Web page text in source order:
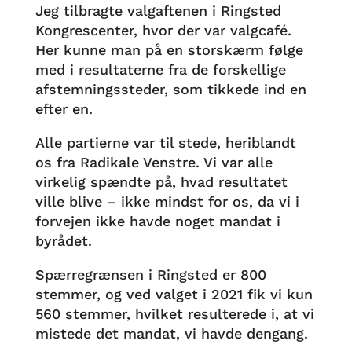
Jeg tilbragte valgaftenen i Ringsted
Kongrescenter, hvor der var valgcafé.
Her kunne man på en storskærm følge
med i resultaterne fra de forskellige
afstemningssteder, som tikkede ind en
efter en.
Alle partierne var til stede, heriblandt
os fra Radikale Venstre. Vi var alle
virkelig spændte på, hvad resultatet
ville blive – ikke mindst for os, da vi i
forvejen ikke havde noget mandat i
byrådet.
Spærregrænsen i Ringsted er 800
stemmer, og ved valget i 2021 fik vi kun
560 stemmer, hvilket resulterede i, at vi
mistede det mandat, vi havde dengang.